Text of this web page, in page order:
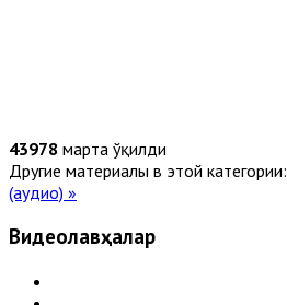
43978 марта ўқилди
Другие материалы в этой категории:
(аудио) »
Видеолавҳалар